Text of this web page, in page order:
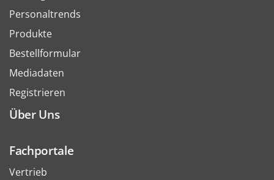
Personaltrends
Produkte
Bestellformular
Mediadaten
Registrieren
Über Uns
Fachportale
Vertrieb